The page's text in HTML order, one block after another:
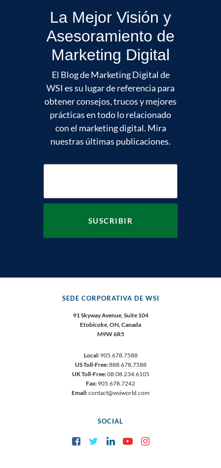
La Mejor Visión y
Asesoramiento de
Marketing Digital
El Blog de Marketing Digital de
WSI es su lugar de referencia para
obtener consejos, trucos y mejores
prácticas en todo lo relacionado
con el marketing digital. Mira
nuestras últimas publicaciones.
SEDE CORPORATIVA DE WSI
91 Skyway Avenue, Suite 104
Etobicoke, ON, Canada
M9W 6R5
Local:905.678.7588
US Toll-Free:888.678.7588
UK Toll-Free:08.08.234.6105
Fax: 905.678.7242
Email:contact@wsiworld.com
SOCIAL
FacebookTwitter LinkedInYouTube